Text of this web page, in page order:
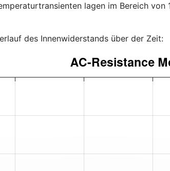
lagen im Bereich
des Innenwiderstands über der Zeit: